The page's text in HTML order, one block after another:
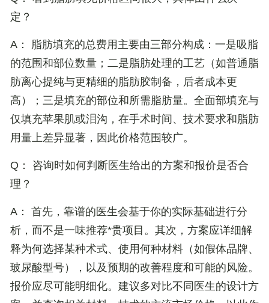
定？
A： 脂肪填充的总费用主要由三部分构成：一是吸脂
的范围和部位数量；二是脂肪处理的工艺（如普通脂
肪离心提纯与更精细的脂肪胶制备，后者成本更
高）；三是填充的部位和所需脂肪量。全面部填充与
仅填充苹果肌或泪沟，在手术时间、技术要求和脂肪
用量上差异显著，因此价格范围较广。
Q： 咨询时如何判断医生给出的方案和报价是否合
理？
A： 首先，靠谱的医生会基于你的实际基础进行分
析，而不是一味推荐*贵项目。其次，方案应详细解
释为何选择某种术式、使用何种材料（如假体品牌、
玻尿酸型号），以及预期的改善程度和可能的风险。
报价应尽可能明细化。 建议多对比不同医生的设计方